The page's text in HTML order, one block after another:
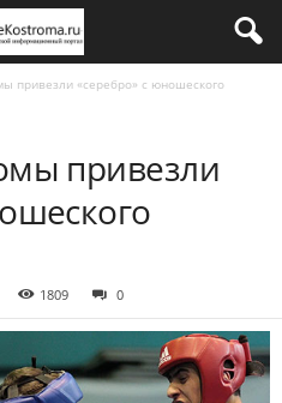
привезли «серебро» с юношеского
привезли
1809 0